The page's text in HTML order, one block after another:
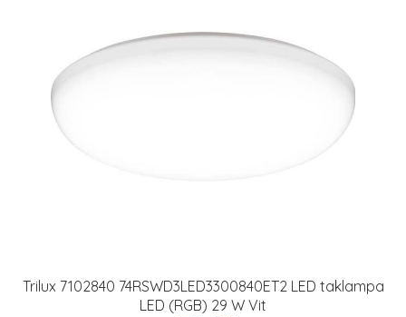
Trilux 7102840 74RSWD3LED3300840ET2 LED taklampa
LED (RGB) 29 W Vit